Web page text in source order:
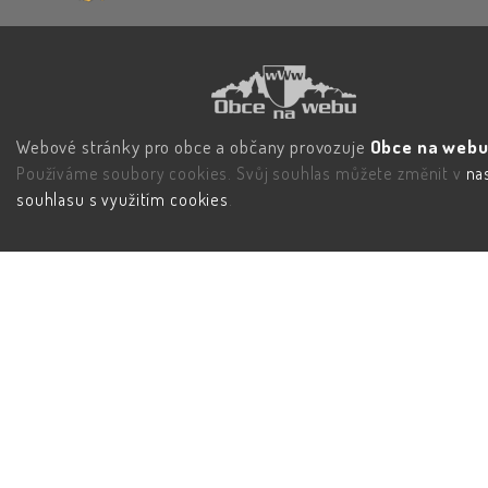
Webové stránky pro obce a občany provozuje Obce na
Používáme soubory cookies. Svůj souhlas můžete změnit v
souhlasu s využitím cookies